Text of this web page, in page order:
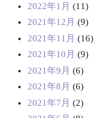
2022年1月 (11)
2021年12月 (9)
2021年11月 (16)
2021年10月 (9)
2021年9月 (6)
2021年8月 (6)
2021年7月 (2)